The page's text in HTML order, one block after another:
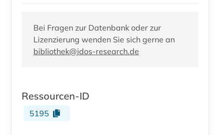
Bei Fragen zur Datenbank oder zur
Lizenzierung wenden Sie sich gerne an
bibliothek@idos-research.de
Ressourcen-ID
5195